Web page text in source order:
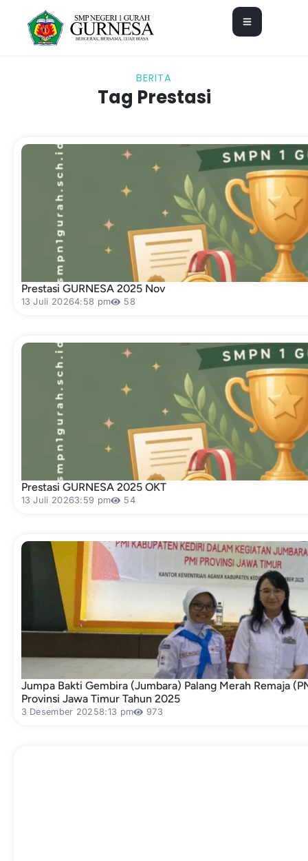
BERITA
Tag Prestasi
Prestasi GURNESA 2025 Nov
13 Juli 20264:58 pm 58
Prestasi GURNESA 2025 OKT
13 Juli 20263:59 pm 54
Jumpa Bakti Gembira (Jumbara) Palang Merah Remaja
Provinsi Jawa Timur Tahun 2025
3 Desember 20258:13 pm 973